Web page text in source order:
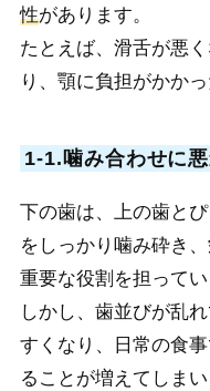
性があります。
たとえば、滑舌が悪
り、顎に負担がかか
1-1.噛み合わせに
下の歯は、上の歯と
をしっかり噛み砕き
重要な役割を担ってい
しかし、歯並びが乱
すくなり、日常の食
ることが増えてしまい